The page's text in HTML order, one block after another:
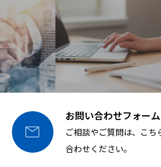

お問い合わせフォーム
ご相談やご質問は、こち
合わせください。